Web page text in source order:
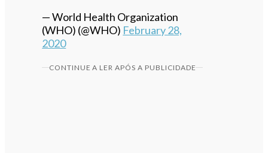
— World Health Organization
(WHO) (@WHO) February 28,
2020
CONTINUE A LER APÓS A PUBLICIDADE